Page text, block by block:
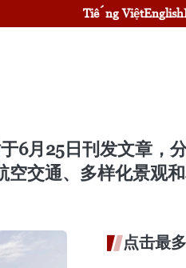
Tiếng ViệtEnglish
6月25日刊发文章，
交通、多样化景观和
点击最多